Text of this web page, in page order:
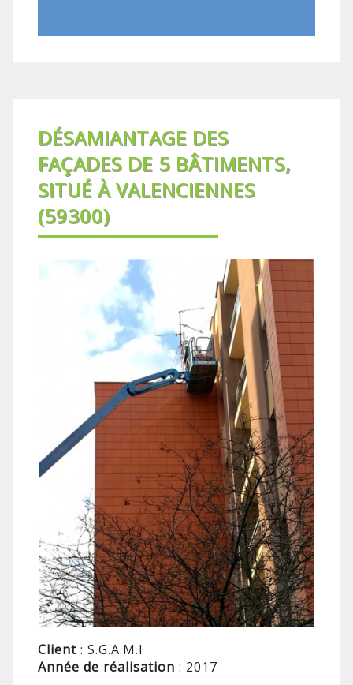
DÉSAMIANTAGE DES
FAÇADES DE 5 BÂTIMENTS,
SITUÉ À VALENCIENNES
(59300)
Client : S.G.A.M.I
Année de réalisation : 2017